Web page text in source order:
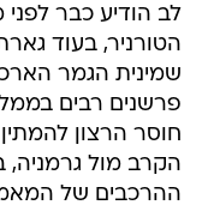
לב הודיע כבר
הטורניר, בעוד
פרשנים רבים
חוסר הרצון
הקרב מול גרמניה,
ההרכבים של